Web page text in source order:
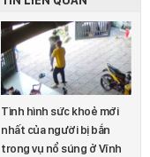
Tình hình sức khoẻ mới
nhất của người bị bắn
trong vụ nổ súng ở Vĩnh